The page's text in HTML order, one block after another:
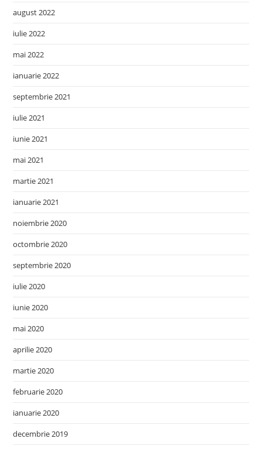
august 2022
iulie 2022
mai 2022
ianuarie 2022
septembrie 2021
iulie 2021
iunie 2021
mai 2021
martie 2021
ianuarie 2021
noiembrie 2020
octombrie 2020
septembrie 2020
iulie 2020
iunie 2020
mai 2020
aprilie 2020
martie 2020
februarie 2020
ianuarie 2020
decembrie 2019